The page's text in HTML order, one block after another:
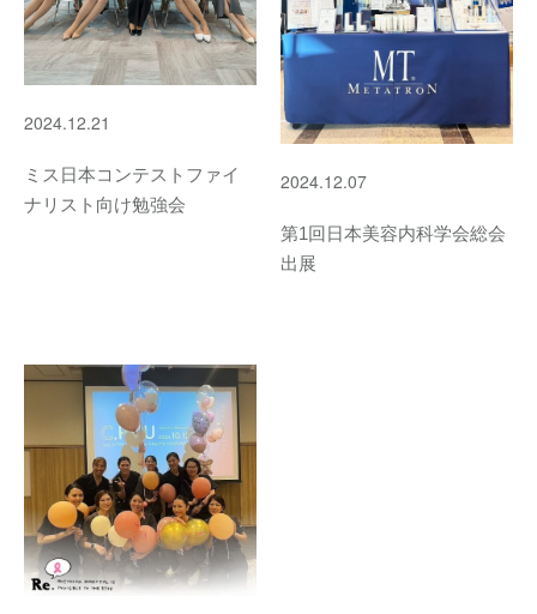
2024.12.21
ミス日本コンテストファイ
ナリスト向け勉強会
2024.12.07
第1回日本美容内科学会総会
出展